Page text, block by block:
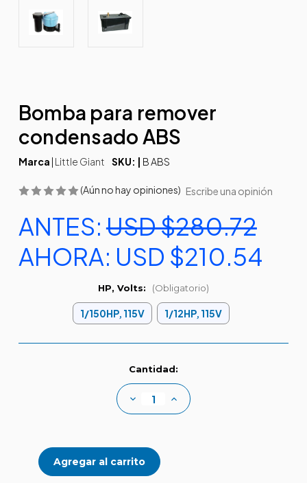
Bomba para remover
condensado ABS
Marca | Little Giant SKU: | B ABS
(Aún no hay opiniones) Escribe una opinión
ANTES:USD $280.72
AHORA: USD $210.54
HP, Volts: (Obligatorio)
1/150HP, 115V 1/12HP, 115V
Cantidad:
Disminuir
cantidad
para
remover
condensado
ABS
Aumentar
cantidad